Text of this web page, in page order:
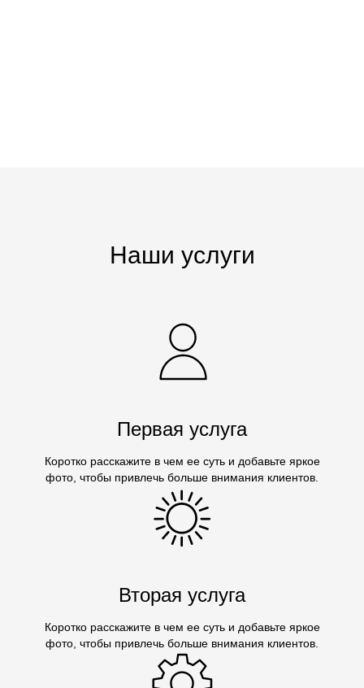
Наши услуги
Первая услуга
Коротко расскажите в чем ее суть и добавьте яркое
фото, чтобы привлечь больше внимания клиентов.
Вторая услуга
Коротко расскажите в чем ее суть и добавьте яркое
фото, чтобы привлечь больше внимания клиентов.